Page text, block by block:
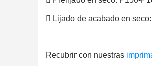
 Lijado de acabado en
Recubrir con nuestras